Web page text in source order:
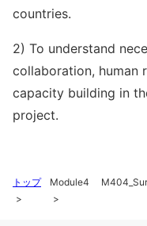
countries.
2) To understand
collaboration, human
capacity building in
project.
トップ Module4